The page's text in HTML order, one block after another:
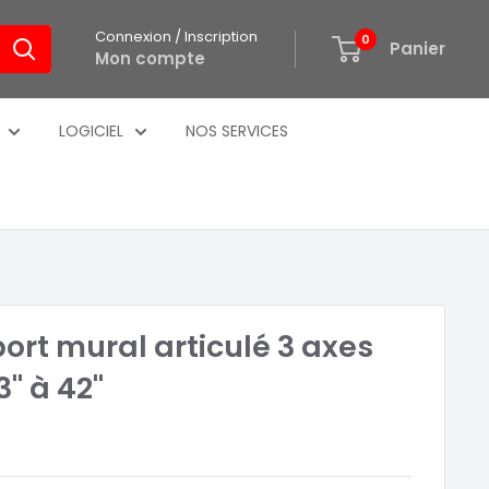
Connexion / Inscription
Mon compte
0 Panier
LOGICIEL NOS SERVICES
mural articulé 3 axes
à 42"